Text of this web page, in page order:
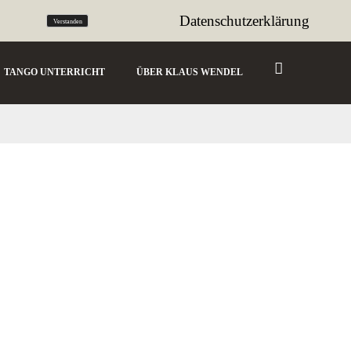
tango@sencillo.de
TANGO UNTERRICHT ÜBER KLAUS WENDEL
Verstanden Datenschutzerklärung